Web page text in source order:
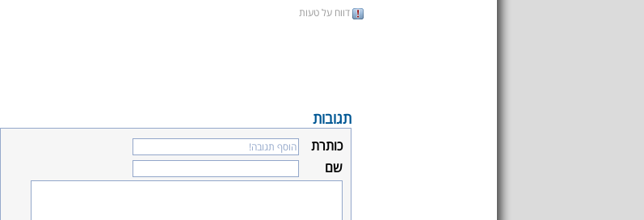
דווח על טעות
תגובות
כותרת
שם